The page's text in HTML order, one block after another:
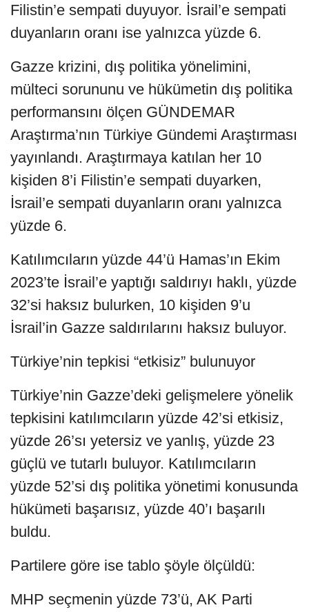
Filistin’e sempati duyuyor. İsrail’e sempati
duyanların oranı ise yalnızca yüzde 6.
Gazze krizini, dış politika yönelimini,
mülteci sorununu ve hükümetin dış politika
performansını ölçen GÜNDEMAR
Araştırma’nın Türkiye Gündemi Araştırması
yayınlandı. Araştırmaya katılan her 10
kişiden 8’i Filistin’e sempati duyarken,
İsrail’e sempati duyanların oranı yalnızca
yüzde 6.
Katılımcıların yüzde 44’ü Hamas’ın Ekim
2023’te İsrail’e yaptığı saldırıyı haklı, yüzde
32’si haksız bulurken, 10 kişiden 9’u
İsrail’in Gazze saldırılarını haksız buluyor.
Türkiye’nin tepkisi “etkisiz” bulunuyor
Türkiye’nin Gazze’deki gelişmelere yönelik
tepkisini katılımcıların yüzde 42’si etkisiz,
yüzde 26’sı yetersiz ve yanlış, yüzde 23
güçlü ve tutarlı buluyor. Katılımcıların
yüzde 52’si dış politika yönetimi konusunda
hükümeti başarısız, yüzde 40’ı başarılı
buldu.
Partilere göre ise tablo şöyle ölçüldü:
MHP seçmenin yüzde 73’ü, AK Parti